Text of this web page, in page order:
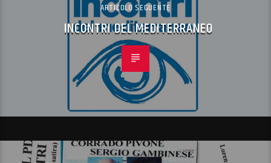
ARTICOLO SEGUENTE
INCONTRI DEL MEDITERRANEO